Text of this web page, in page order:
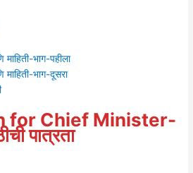
माहिती-भाग-पहीला
माहिती-भाग-दूसरा
for Chief Minister-
पात्रता